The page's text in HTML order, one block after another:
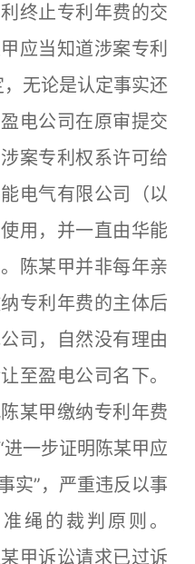
终止专利年费的交
应当知道涉案专利
无论是认定事实还
电公司在原审提交
案专利权系许可给
电气有限公司（以
用，并一直由华能
陈某甲并非每年亲
专利年费的主体后
司，自然没有理由
至盈电公司名下。
某甲缴纳专利年费
一步证明陈某甲应
实”，严重违反以事
绳的裁判原则。
甲诉讼请求已过诉